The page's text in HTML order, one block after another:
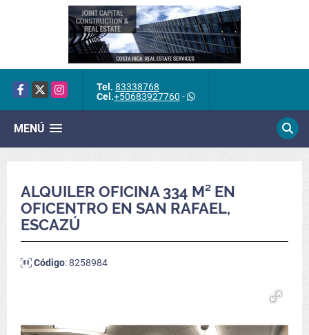
Facebook
X Instagram Tel. 83338768
Cel.+50683927760 -
MENÚ
ALQUILER OFICINA 334 M² EN
OFICENTRO EN SAN RAFAEL,
ESCAZÚ
Código: 8258984